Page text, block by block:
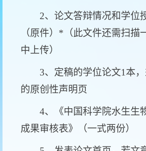
2、论文答辩情况和学位
（原件）*（此文件还需扫描
中上传）
3、定稿的学位论文1本
的原创性声明页
4、《中国科学院水生生
成果审核表》（一式两份）